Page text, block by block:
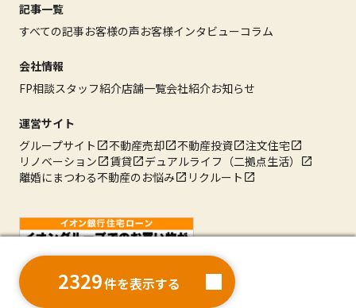
2329件を表示する
2329件を表示する
記事一覧
すべての記事お客様の声お客様インタビューコラム
会社情報
FP相談スタッフ紹介店舗一覧会社紹介お知らせ
運営サイト
グループサイト
不動産売却 不動産投資
注文住宅
リノベーション
賃貸
デュアルライフ（二拠点生活）
離婚にまつわる不動産のお悩み
リクルート